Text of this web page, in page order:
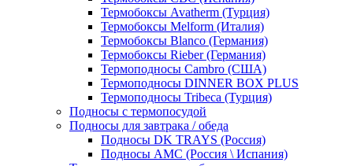
Термобоксы Avatherm (Турция)
Термобоксы Melform (Италия)
Термобоксы Blanco (Германия)
Термобоксы Rieber (Германия)
Термоподносы Cambro (США)
Термоподносы DINNER BOX PLUS
Термоподносы Tribeca (Турция)
Подносы с термопосудой
Подносы для завтрака / обеда
Подносы DK TRAYS (Россия)
Подносы AMC (Россия \ Испания)